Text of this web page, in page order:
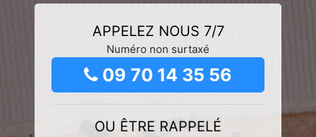
APPELEZ NOUS 7/7
Numéro non surtaxé
09 70 14 35 56
OU ÊTRE RAPPELÉ